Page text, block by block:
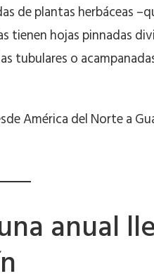
de plantas herbáceas
tienen hojas pinnadas
tubulares o
América del Norte a
anual